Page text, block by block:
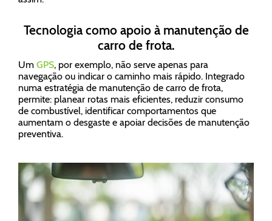
Tecnologia como apoio à manutenção de
carro de frota.
Um GPS, por exemplo, não serve apenas para
navegação ou indicar o caminho mais rápido. Integrado
numa estratégia de manutenção de carro de frota,
permite: planear rotas mais eficientes, reduzir consumo
de combustível, identificar comportamentos que
aumentam o desgaste e apoiar decisões de manutenção
preventiva.